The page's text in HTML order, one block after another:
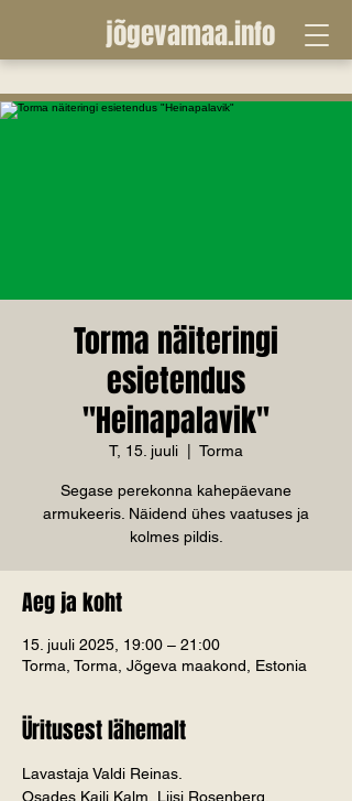
jõgevamaa.info
Torma näiteringi
esietendus
"Heinapalavik"
T, 15. juuli Torma
Segase perekonna kahepäevane
armukeeris. Näidend ühes vaatuses ja
kolmes pildis.
Aeg ja koht
15. juuli 2025, 19:00 – 21:00
Torma, Torma, Jõgeva maakond, Estonia
Üritusest lähemalt
Lavastaja Valdi Reinas.
Osades Kaili Kalm, Liisi Rosenberg,